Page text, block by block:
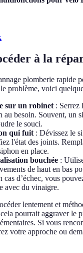
à la
plomberie rapide
problème, voici
sur un robinet: Serrez
au besoin. Souvent, un
le souci.
qui fuit: Dévissez le
l'état des joints.
en place.
bouchée :
de haut en bas
cas d’échec, vous
avec du vinaigre.
lentement et
pourrait aggraver le
Si vous
votre approche ou